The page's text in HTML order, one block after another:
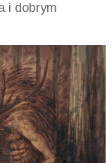
i dobrym